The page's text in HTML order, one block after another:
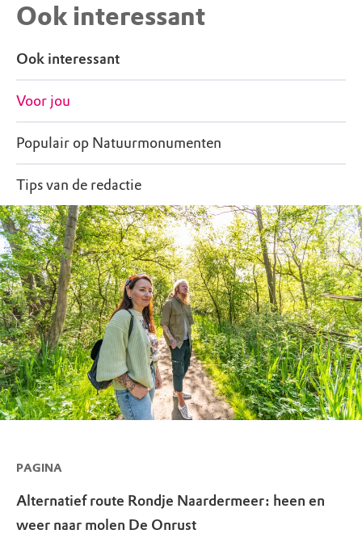
Ook interessant
Ook interessant
Voor jou
Populair op Natuurmonumenten
Tips van de redactie
PAGINA
Alternatief route Rondje Naardermeer: heen en
weer naar molen De Onrust